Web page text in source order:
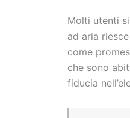
Molti utenti
ad aria
come
che sono
fiducia